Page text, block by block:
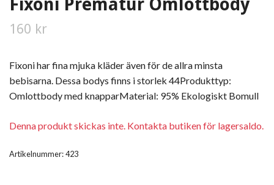
Fixoni Prematur Omlottbody
160 kr
Fixoni har fina mjuka kläder även för de allra minsta
bebisarna. Dessa bodys finns i storlek 44Produkttyp:
Omlottbody med knapparMaterial: 95% Ekologiskt Bomull
Denna produkt skickas inte. Kontakta butiken för lagersaldo.
Artikelnummer:423